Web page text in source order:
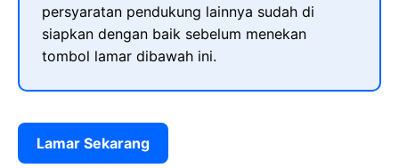
persyaratan pendukung lainnya sudah di
siapkan dengan baik sebelum menekan
tombol lamar dibawah ini.
Lamar Sekarang